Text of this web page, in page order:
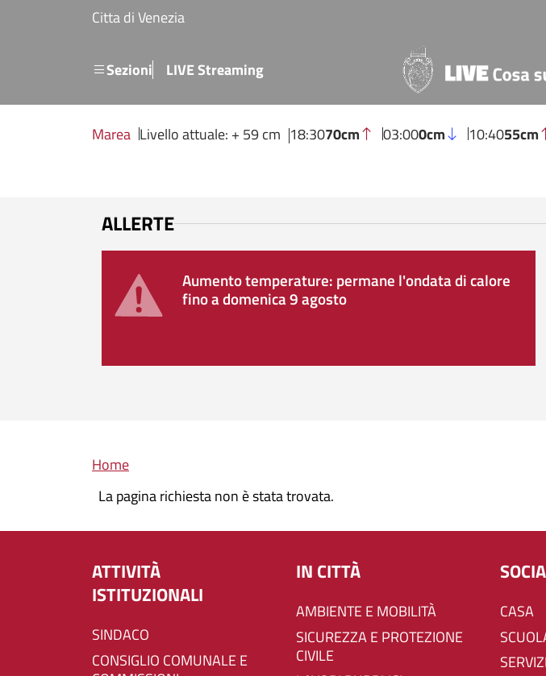
Salta al contenuto principale
Citta di Venezia
SezioniMenu secondario
LIVE Streaming
Marea Livello attuale: + 59 cm 18:3070cm 03:000cm 10:4055cm
ALLERTE
Aumento temperature: permane l'ondata di calore
fino a domenica 9 agosto
Briciole di pane
Home
La pagina richiesta non è stata trovata.
ATTIVITÀ
ISTITUZIONALI
SINDACO
CONSIGLIO COMUNALE E
IN CITTÀ
AMBIENTE E MOBILITÀ
SICUREZZA E PROTEZIONE
CIVILE
CASA